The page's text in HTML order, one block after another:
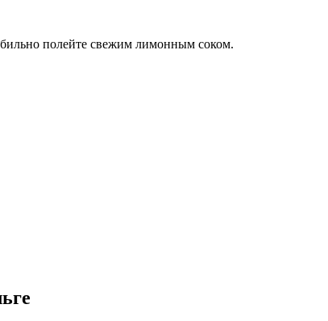
полейте свежим лимонным соком.